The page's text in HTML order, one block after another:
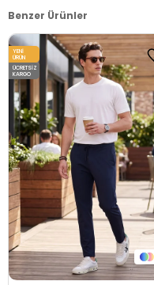
Benzer Ürünler
YENI
ÜRÜN
ÜCRETSIZ
KARGO